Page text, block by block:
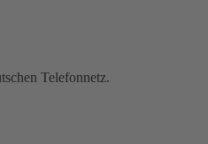
Telefonnetz.